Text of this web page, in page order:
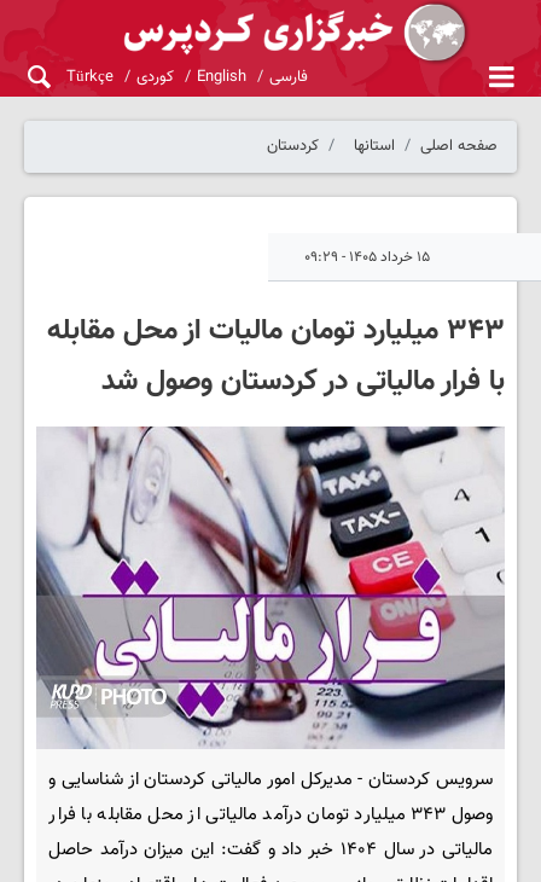
فارسی English کوردی Türkçe
صفحه اصلی استانها کردستان
۱۵ خرداد ۱۴۰۵ - ۰۹:۲۹
۳۴۳ میلیارد تومان مالیات از محل مقابله
با فرار مالیاتی در کردستان وصول شد
سرویس کردستان - مدیرکل امور مالیاتی کردستان از شناسایی و
وصول ۳۴۳ میلیارد تومان درآمد مالیاتی از محل مقابله با فرار
مالیاتی در سال ۱۴۰۴ خبر داد و گفت: این میزان درآمد حاصل